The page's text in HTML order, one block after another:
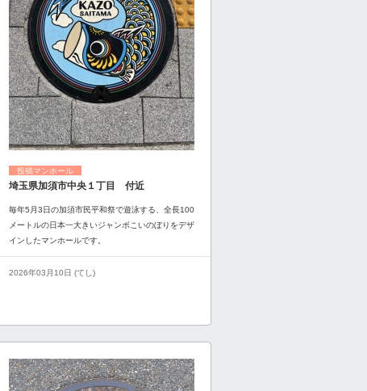
投稿マンホール
埼玉県加須市中央１丁目 付近
毎年5月3日の加須市民平和祭で遊泳する、全長100
メートルの日本一大きいジャンボこいのぼりをデザ
インしたマンホールです。
2026年03月10日 (てし)